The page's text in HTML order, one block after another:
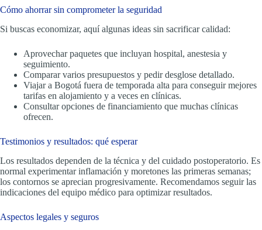
Cómo ahorrar sin comprometer la seguridad
Si buscas economizar, aquí algunas ideas sin sacrificar calidad:
Aprovechar paquetes que incluyan hospital, anestesia y
seguimiento.
Comparar varios presupuestos y pedir desglose detallado.
Viajar a Bogotá fuera de temporada alta para conseguir mejores
tarifas en alojamiento y a veces en clínicas.
Consultar opciones de financiamiento que muchas clínicas
ofrecen.
Testimonios y resultados: qué esperar
Los resultados dependen de la técnica y del cuidado postoperatorio. Es
normal experimentar inflamación y moretones las primeras semanas;
los contornos se aprecian progresivamente. Recomendamos seguir las
indicaciones del equipo médico para optimizar resultados.
Aspectos legales y seguros